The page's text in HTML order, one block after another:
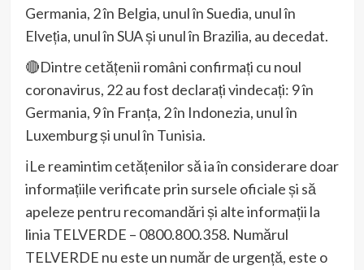
Germania, 2 în Belgia, unul în Suedia, unul în
Elveția, unul în SUA și unul în Brazilia, au decedat.
🔴Dintre cetățenii români confirmați cu noul
coronavirus, 22 au fost declarați vindecați: 9 în
Germania, 9 în Franța, 2 în Indonezia, unul în
Luxemburg și unul în Tunisia.
ℹ️Le reamintim cetățenilor să ia în considerare doar
informațiile verificate prin sursele oficiale și să
apeleze pentru recomandări și alte informații la
linia TELVERDE – 0800.800.358. Numărul
TELVERDE nu este un număr de urgență, este o